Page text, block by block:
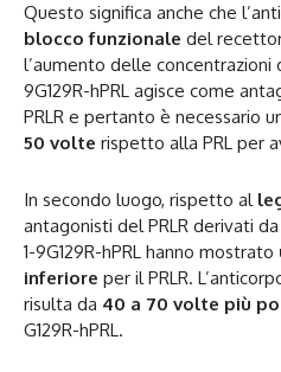
Questo significa anche che
blocco funzionale del
l’aumento delle concentrazioni
9G129R-hPRL agisce come
PRLR e pertanto è necessario
50 volte rispetto alla PRL per
In secondo luogo, rispetto al
antagonisti del PRLR derivati
1-9G129R-hPRL hanno mostrato
inferiore per il PRLR.
risulta da 40 a 70 volte più
G129R-hPRL.